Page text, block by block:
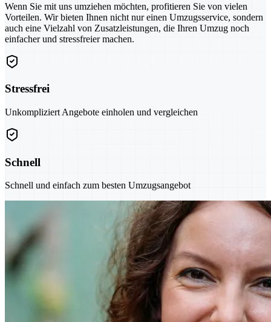
Wenn Sie mit uns umziehen möchten, profitieren Sie von vielen
Vorteilen. Wir bieten Ihnen nicht nur einen Umzugsservice, sondern
auch eine Vielzahl von Zusatzleistungen, die Ihren Umzug noch
einfacher und stressfreier machen.
Stressfrei
Unkompliziert Angebote einholen und vergleichen
Schnell
Schnell und einfach zum besten Umzugsangebot